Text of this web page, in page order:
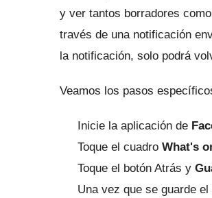
y ver tantos borradores
través de una notificación
la notificación, solo podrá
Veamos los pasos
Inicie la aplicación de
Toque el cuadro What's
Toque el botón Atrás y
Una vez que se guarde